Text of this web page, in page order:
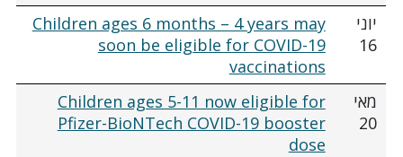
יוני
16
Children ages 6 months – 4 years may
soon be eligible for COVID-19
vaccinations
מאי
20
Children ages 5-11 now eligible for
Pfizer-BioNTech COVID-19 booster
dose